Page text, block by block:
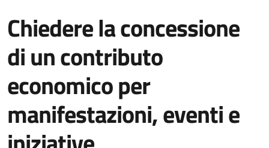
Chiedere la concessione
di un contributo
economico per
manifestazioni, eventi e